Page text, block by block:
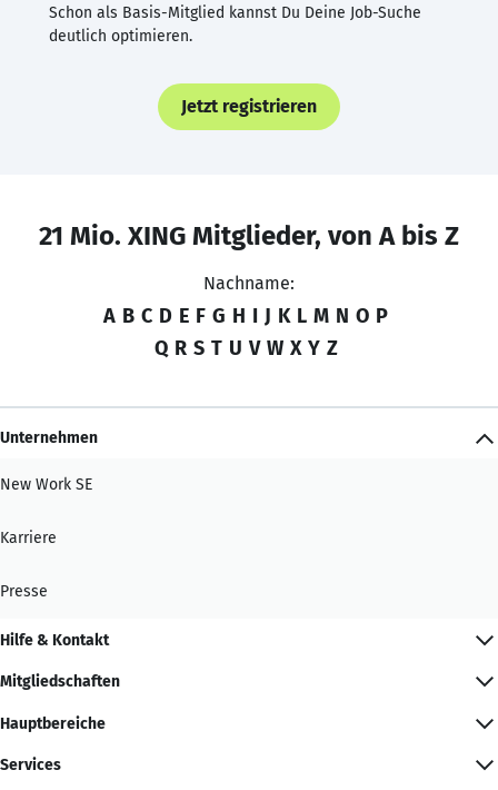
Schon als Basis-Mitglied kannst Du Deine Job-Suche
deutlich optimieren.
Jetzt registrieren
21 Mio. XING Mitglieder, von A bis Z
Nachname:
A B C D E F G H I J K L M N O P
Q R S T U V W X Y Z
Unternehmen
New Work SE
Karriere
Presse
Hilfe & Kontakt
Mitgliedschaften
Hauptbereiche
Services